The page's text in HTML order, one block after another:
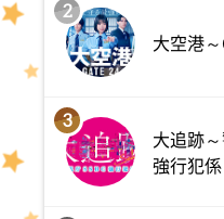
よる 6:56
サンド&芦田愛
三択バトルSP
2
大空港
3
大追跡
強行犯